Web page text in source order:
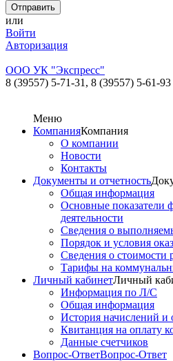
или
Войти
Авторизация
ООО УК "Экспресс"
8 (39557) 5-71-31, 8 (39557) 5-61-93
Меню
КомпанияКомпания
О компании
Новости
Контакты
Документы и отчетность
Общая информация
Основные показатели
деятельности
Сведения о
Порядок и условия
Сведения о стоимости
Тарифы на
Личный кабинетЛичный
Информация по Л/С
Общая информация
История начислений и
Квитанция на оплату
Данные счетчиков
Вопрос-ОтветВопрос-Ответ